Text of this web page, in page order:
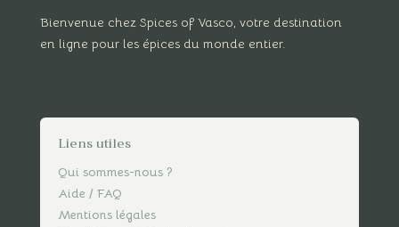
Bienvenue chez Spices of Vasco, votre destination
en ligne pour les épices du monde entier.
Liens utiles
Qui sommes-nous ?
Aide / FAQ
Mentions légales